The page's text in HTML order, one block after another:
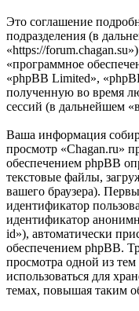
Это соглашение
подразделения (в
«https://
«программное
«phpBB Limited»,
полученную во время
сессий (в дальнейшем
Ваша информация
просмотр «Chagan.ru»
обеспечением phpBB
текстовые файлы,
вашего браузера).
идентификатор
идентификатор
id»), автоматически
обеспечением phpBB.
просмотра одной из
использоваться для
темах, повышая таким